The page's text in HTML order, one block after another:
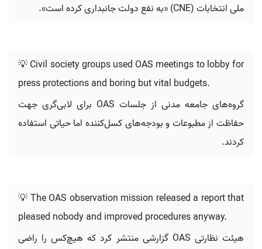
ملی انتخابات (CNE) «به نفع دولت جانبداری کرده است».
💡 Civil society groups used OAS meetings to lobby for
press protections and boring but vital budgets.
گروه‌های جامعه مدنی از جلسات OAS برای لابی‌گری جهت
حفاظت از مطبوعات و بودجه‌های کسل‌کننده اما حیاتی استفاده
کردند.
💡 The OAS observation mission released a report that
pleased nobody and improved procedures anyway.
هیئت نظارتی OAS گزارشی منتشر کرد که هیچ‌کس را راضی